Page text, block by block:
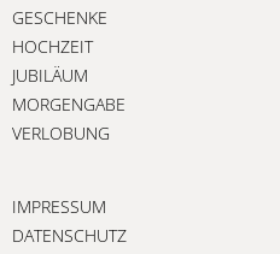
GESCHENKE
HOCHZEIT
JUBILÄUM
MORGENGABE
VERLOBUNG
IMPRESSUM
DATENSCHUTZ